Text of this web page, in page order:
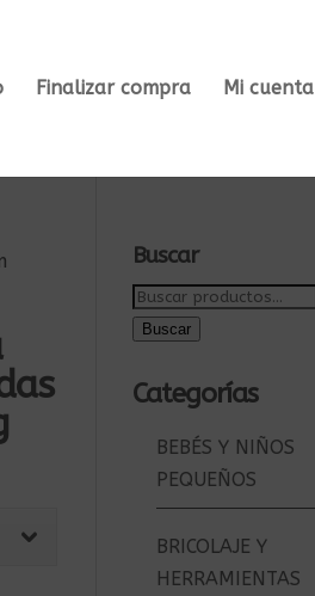
Finalizar compra Mi cuenta
Buscar
Buscar
por:
Buscar
Categorías
BEBÉS Y NIÑOS
PEQUEÑOS
BRICOLAJE Y
HERRAMIENTAS